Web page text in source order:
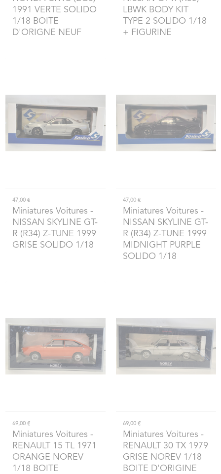
1991 VERTE SOLIDO
1/18 BOITE
D'ORIGNE NEUF
LBWK BODY KIT
TYPE 2 SOLIDO 1/18
+ FIGURINE
47,00 €
Miniatures Voitures -
NISSAN SKYLINE GT-
R (R34) Z-TUNE 1999
GRISE SOLIDO 1/18
47,00 €
Miniatures Voitures -
NISSAN SKYLINE GT-
R (R34) Z-TUNE 1999
MIDNIGHT PURPLE
SOLIDO 1/18
69,00 €
Miniatures Voitures -
RENAULT 15 TL 1971
ORANGE NOREV
1/18 BOITE
69,00 €
Miniatures Voitures -
RENAULT 30 TX 1979
GRISE NOREV 1/18
BOITE D'ORIGINE